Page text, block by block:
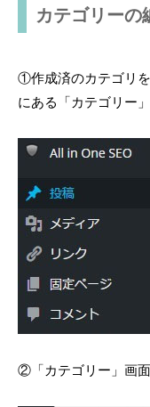
カテゴリーの
①作成済のカテゴリ
にある「カテゴリー
②「カテゴリー」画面